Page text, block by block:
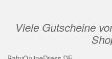
Viele Gutscheine